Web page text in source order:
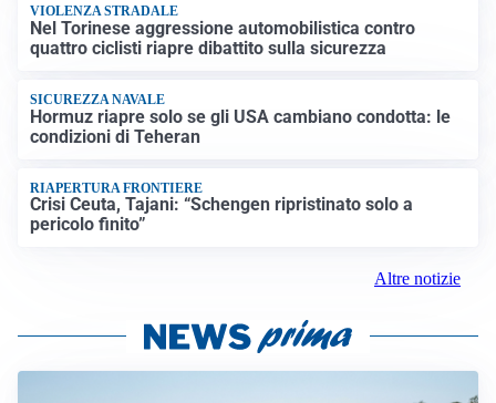
VIOLENZA STRADALE
Nel Torinese aggressione automobilistica contro
quattro ciclisti riapre dibattito sulla sicurezza
SICUREZZA NAVALE
Hormuz riapre solo se gli USA cambiano condotta: le
condizioni di Teheran
RIAPERTURA FRONTIERE
Crisi Ceuta, Tajani: “Schengen ripristinato solo a
pericolo finito”
Altre notizie